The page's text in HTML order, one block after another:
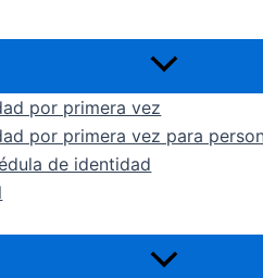
Alternar
por primera vez
por primera vez para
de identidad
Alternar